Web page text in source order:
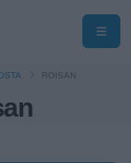
ROISAN